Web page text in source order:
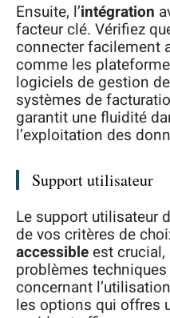
Ensuite, l’intégration
facteur clé. Vérifiez
connecter facilement
comme les
logiciels de gestion
systèmes de
garantit une fluidité
l’exploitation des
Support utilisateur
Le support utilisateur
de vos critères de
accessibleest
problèmes
concernant
les options qui offres